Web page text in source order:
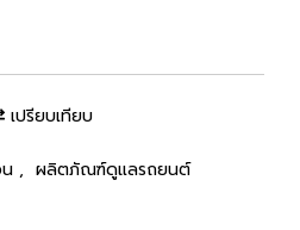
เปรียบเทียบ
, ผลิตภัณฑ์ดูแลรถยนต์